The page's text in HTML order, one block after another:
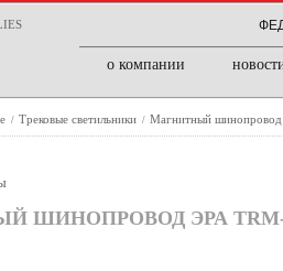
о компании
/ Трековые светильники / Магнитный шинопровод
ШИНОПРОВОД ЭРА TRM-